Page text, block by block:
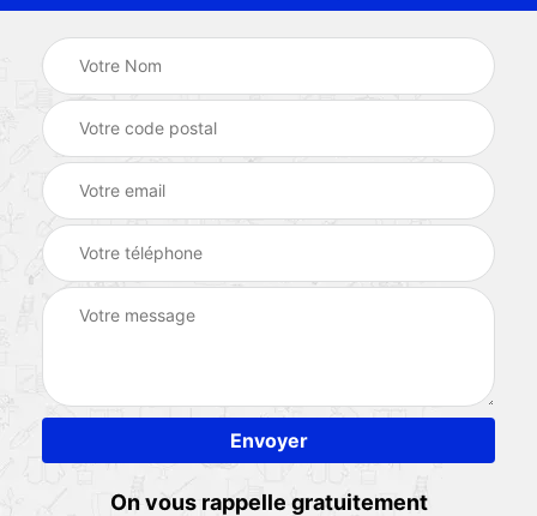
On vous rappelle gratuitement